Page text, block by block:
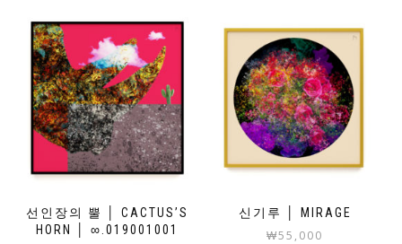
선인장의 뿔 │ CACTUS’S
HORN │ ∞.019001001
신기루 │ MIRAGE
₩55,000